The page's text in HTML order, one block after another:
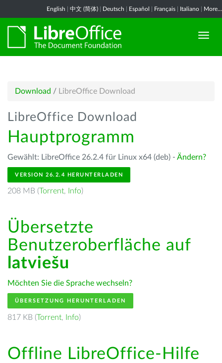
English 中文 (简体) Deutsch Español Français Italiano More...
Download / LibreOffice Download
LibreOffice Download
Hauptprogramm
Gewählt: LibreOffice 26.2.4 für Linux x64 (deb) - Ändern?
VERSION 26.2.4 HERUNTERLADEN
208 MB (Torrent, Info)
Übersetzte
Benutzeroberfläche auf
latviešu
Möchten Sie die Sprache wechseln?
ÜBERSETZUNG HERUNTERLADEN
817 KB (Torrent, Info)
Offline LibreOffice-Hilfe